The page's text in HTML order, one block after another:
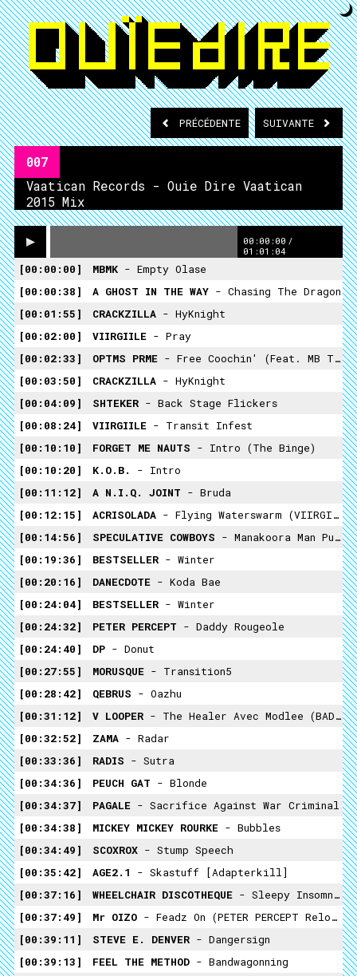
PRÉCÉDENTE SUIVANTE
007
Vaatican Records - Ouie Dire Vaatican
2015 Mix
00:00:00 /
01:01:04
00:00:00 MBMK - Empty Olase
00:00:38
A GHOST IN THE WAY - Chasing The Dragon
00:01:55
CRACKZILLA - HyKnight
00:02:00
VIIRGIILE - Pray
00:02:33
OPTMS PRME - Free Coochin' (feat. MB THE BAPTIST & MARY)
00:03:50
CRACKZILLA - HyKnight
00:04:09
SHTEKER - Back Stage Flickers
00:08:24
VIIRGIILE - Transit Infest
00:10:10
FORGET ME NAUTS - Intro (the Binge)
00:10:20
K.O.B.
- Intro
00:11:12
A N.I.Q. JOINT - Bruda
00:12:15
ACRISOLADA - Flying Waterswarm (VIIRGIILE Post Traumatwist Reload)
00:14:56
SPECULATIVE COWBOYS - Manakoora Man Put It In Other Terms
00:19:36
BESTSELLER - Winter
00:20:16
DANECDOTE - Koda Bae
00:24:04
BESTSELLER - Winter
00:24:32
PETER PERCEPT - Daddy Rougeole
00:24:40
DP - Donut
00:27:55
MORUSQUE - Transition5
00:28:42
QEBRUS - Oazhu
00:31:12
V LOOPER - The Healer Avec Modlee (BADU Remix)
00:32:52
ZAMA - Radar
00:33:36
RADIS - Sutra
00:34:36
PEUCH GAT - Blonde
00:34:37
PAGALE - Sacrifice Against War Criminal
00:34:38
MICKEY MICKEY ROURKE - Bubbles
00:34:49
SCOXROX - Stump Speech
00:35:42
AGE2.1
- Skastuff [Adapterkill]
00:37:16
WHEELCHAIR DISCOTHEQUE - Sleepy Insomniac
00:37:49
Mr OIZO - Feadz On (PETER PERCEPT Reload)
00:39:11
STEVE E. DENVER - Dangersign
00:39:13
FEEL THE METHOD - Bandwagonning